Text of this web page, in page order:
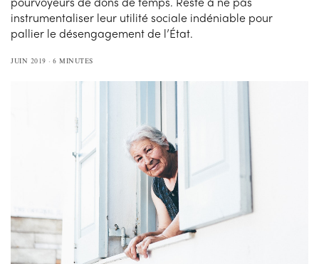
instrumentaliser leur utilité sociale indéniable pour
pallier le désengagement de l’État.
JUIN 2019 6 MINUTES